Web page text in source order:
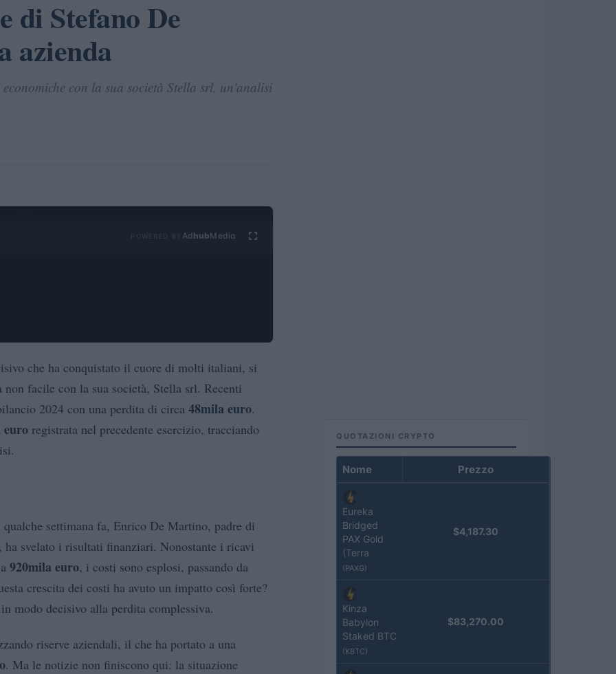
di Stefano De
azienda
con la sua società Stella srl, un'analisi
Ad hubMedia
che ha conquistato il cuore di molti italiani, si
facile con la sua società, Stella srl. Recenti
2024 con una perdita di circa 48mila euro.
euro registrata nel precedente esercizio, tracciando
settimana fa, Enrico De Martino, padre di
ha svelato i risultati finanziari. Nonostante i ricavi
a 920mila euro, i costi sono esplosi, passando da
crescita dei costi ha avuto un impatto così forte?
modo decisivo alla perdita complessiva.
riserve aziendali, il che ha portato a una
. Ma le notizie non finiscono qui: la situazione
QUOTAZIONI CRYPTO
Nome Prezzo
Eureka
Bridged
PAX Gold
(Terra
(PAXG)
$4,187.30
Kinza
Babylon
Staked BTC
(KBTC)
$83,270.00